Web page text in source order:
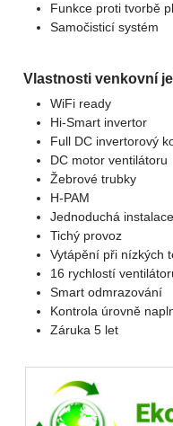
Funkce proti tvorbě
Samočisticí systém
Vlastnosti venkovní
WiFi ready
Hi-Smart invertor
Full DC invertorový
DC motor ventilátoru
Žebrové trubky
H-PAM
Jednoduchá instalace
Tichý provoz
Vytápění při nízkých
16 rychlostí
Smart odmrazování
Kontrola úrovně
Záruka 5 let